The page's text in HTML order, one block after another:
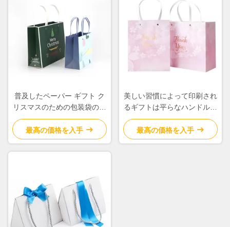
普及したペーパー ギフト ク
リスマスのための包装袋の生
物分解性のカスタマイズされ
た重量
最高の価格を入手
美しい習慣によって印刷され
るギフトは平らなハンドルと
の滑らかなカスタマイズされ
たロゴを袋に入れます
最高の価格を入手